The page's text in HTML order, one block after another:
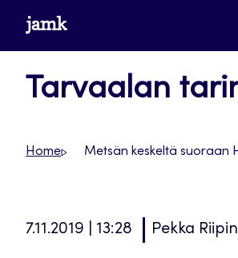
Siirrywww.jamk.fi
Tarvaalan
Home Metsän keskeltä suoraan
7.11.2019 | 13:28 Pekka